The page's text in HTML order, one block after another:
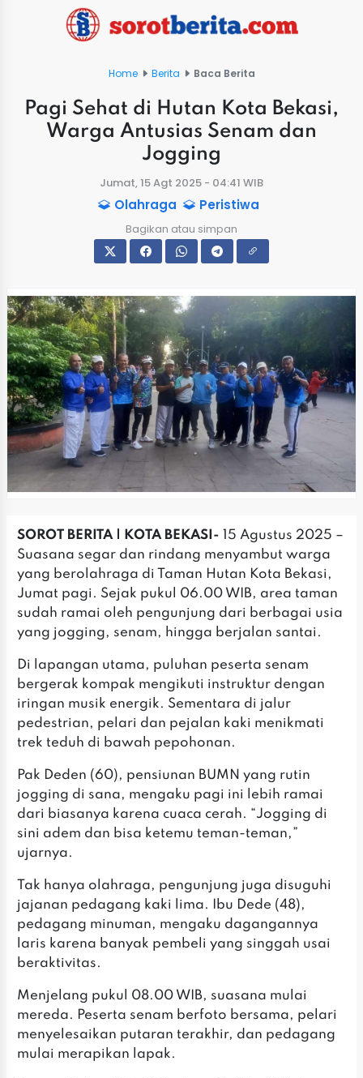
Home Berita Baca Berita
Pagi Sehat di Hutan Kota Bekasi,
Warga Antusias Senam dan
Jogging
Jumat, 15 Agt 2025 - 04:41 WIB
Olahraga Peristiwa
Bagikan atau simpan
SOROT BERITA | KOTA BEKASI- 15 Agustus 2025 –
Suasana segar dan rindang menyambut warga
yang berolahraga di Taman Hutan Kota Bekasi,
Jumat pagi. Sejak pukul 06.00 WIB, area taman
sudah ramai oleh pengunjung dari berbagai usia
yang jogging, senam, hingga berjalan santai.
Di lapangan utama, puluhan peserta senam
bergerak kompak mengikuti instruktur dengan
iringan musik energik. Sementara di jalur
pedestrian, pelari dan pejalan kaki menikmati
trek teduh di bawah pepohonan.
Pak Deden (60), pensiunan BUMN yang rutin
jogging di sana, mengaku pagi ini lebih ramai
dari biasanya karena cuaca cerah. “Jogging di
sini adem dan bisa ketemu teman-teman,”
ujarnya.
Tak hanya olahraga, pengunjung juga disuguhi
jajanan pedagang kaki lima. Ibu Dede (48),
pedagang minuman, mengaku dagangannya
laris karena banyak pembeli yang singgah usai
beraktivitas.
Menjelang pukul 08.00 WIB, suasana mulai
mereda. Peserta senam berfoto bersama, pelari
menyelesaikan putaran terakhir, dan pedagang
mulai merapikan lapak.